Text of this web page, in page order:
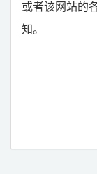
或者该网站的
知。